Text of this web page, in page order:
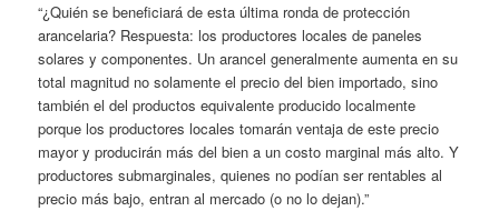
“¿Quién se beneficiará de esta última ronda de protección
arancelaria? Respuesta: los productores locales de paneles
solares y componentes. Un arancel generalmente aumenta en su
total magnitud no solamente el precio del bien importado, sino
también el del productos equivalente producido localmente
porque los productores locales tomarán ventaja de este precio
mayor y producirán más del bien a un costo marginal más alto. Y
productores submarginales, quienes no podían ser rentables al
precio más bajo, entran al mercado (o no lo dejan).”